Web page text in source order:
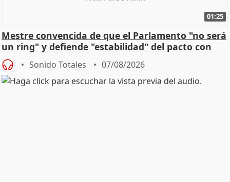
01:25
Mestre convencida de que el Parlamento "no será
un ring" y defiende "estabilidad" del pacto con
Vox
Sonido Totales 07/08/2026